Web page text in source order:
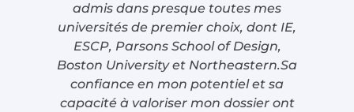
admis dans presque toutes mes
universités de premier choix, dont IE,
ESCP, Parsons School of Design,
Boston University et Northeastern.Sa
confiance en mon potentiel et sa
capacité à valoriser mon dossier ont